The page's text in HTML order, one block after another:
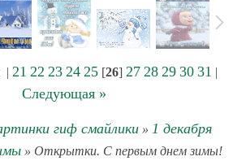
| 21 22 23 24 25[26] 27 28 29 30 31 |
Следующая »
гиф смайлики » 1 декабря
» Открытки. С первым днем зимы!